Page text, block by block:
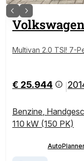
Volkswagen
Multivan 2.0 TSI! 7-
€ 25.944
Benzine,
110 kW (150 PK)